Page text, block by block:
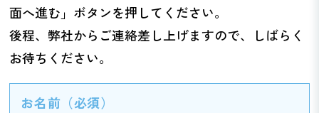
面へ進む」ボタンを押してください。
後程、弊社からご連絡差し上げますので、しばらく
お待ちください。
お名前 （必須）